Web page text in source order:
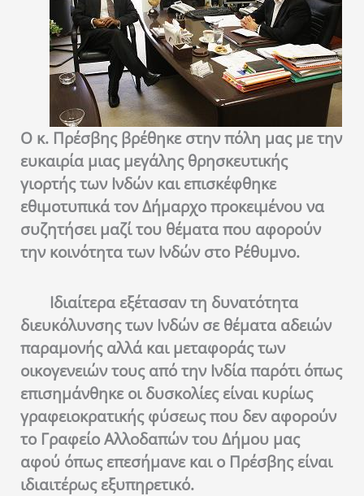
Ο κ. Πρέσβης βρέθηκε στην πόλη μας με την
ευκαιρία μιας μεγάλης θρησκευτικής
γιορτής των Ινδών και επισκέφθηκε
εθιμοτυπικά τον Δήμαρχο προκειμένου να
συζητήσει μαζί του θέματα που αφορούν
την κοινότητα των Ινδών στο Ρέθυμνο.
Ιδιαίτερα εξέτασαν τη δυνατότητα
διευκόλυνσης των Ινδών σε θέματα αδειών
παραμονής αλλά και μεταφοράς των
οικογενειών τους από την Ινδία παρότι όπως
επισημάνθηκε οι δυσκολίες είναι κυρίως
γραφειοκρατικής φύσεως που δεν αφορούν
το Γραφείο Αλλοδαπών του Δήμου μας
αφού όπως επεσήμανε και ο Πρέσβης είναι
ιδιαιτέρως εξυπηρετικό.